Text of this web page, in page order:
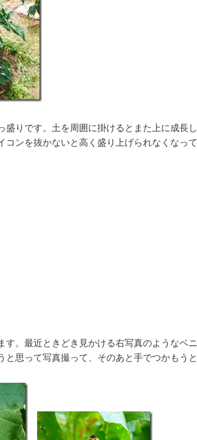
りです。土を周囲に掛けるとまた上に成長し
ンを抜かないと高く盛り上げられなくなって
。最近ときどき見かける右写真のようなベニ
思って写真撮って、そのあと手でつかもうと